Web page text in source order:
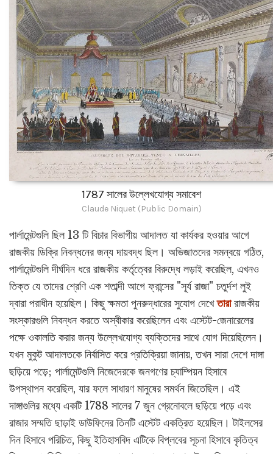
1787 সালের উল্লেখযোগ্য সমাবেশ
Claude Niquet (Public Domain)
পার্লামেন্টগুলি ছিল 13 টি বিচার বিভাগীয় আদালত যা কার্যকর হওয়ার আগে
রাজকীয় ডিক্রি নিবন্ধনের জন্য দায়বদ্ধ ছিল। অভিজাতদের সমন্বয়ে গঠিত,
পার্লামেন্টগুলি দীর্ঘদিন ধরে রাজকীয় কর্তৃত্বের বিরুদ্ধে লড়াই করেছিল, এখনও
তিক্ত যে তাদের শ্রেণি এক শতাব্দী আগে ফ্রান্সের "সূর্য রাজা" চতুর্দশ লুই
দ্বারা পরাধীন হয়েছিল। কিছু ক্ষমতা পুনরুদ্ধারের সুযোগ দেখেতারারাজকীয়
সংস্কারগুলি নিবন্ধন করতে অস্বীকার করেছিলেন এবং এস্টেট-জেনারেলের
পক্ষে ওকালতি করার জন্য উল্লেখযোগ্য ব্যক্তিদের সাথে যোগ দিয়েছিলেন।
যখন মুকুট আদালতকে নির্বাসিত করে প্রতিক্রিয়া জানায়, তখন সারা দেশে দাঙ্গা
ছড়িয়ে পড়ে; পার্লামেন্টগুলি নিজেদেরকে জনগণের চ্যাম্পিয়ন হিসাবে
উপস্থাপন করেছিল, যার ফলে সাধারণ মানুষের সমর্থন জিতেছিল। এই
দাঙ্গাগুলির মধ্যে একটি 1788 সালের 7 জুন গ্রেনোবলে ছড়িয়ে পড়ে এবং
রাজার সম্মতি ছাড়াই ডাউফিনের তিনটি এস্টেট একত্রিত হয়েছিল। টাইলসের
দিন হিসাবে পরিচিত, কিছু ইতিহাসবিদ এটিকে বিপ্লবের সূচনা হিসাবে কৃতিত্ব